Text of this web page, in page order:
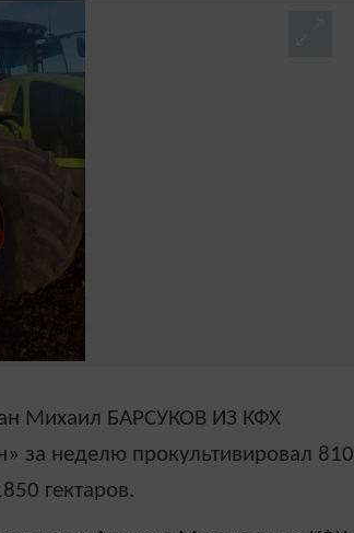
Михаил БАРСУКОВ ИЗ КФХ
за неделю прокультивировал 810
гектаров.